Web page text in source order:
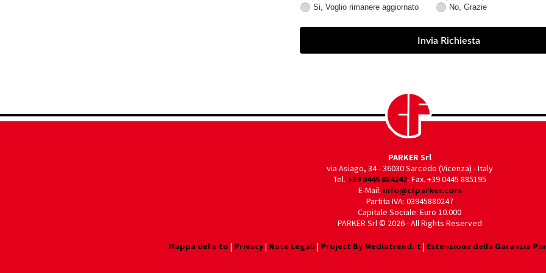
Voglio
Si, Voglio rimanere aggiornato
Grazie
No, Grazie
PARKER Srl
via Asiago, 34-36030 Sarcedo (Vicenza) - Italy
Tel. +39 0445 884242- Fax. +39 0445 885195
E-Mail: info@cfparker.com
Partita IVA: 03945880247
Capitale Sociale: Euro 10.000
PARKER Srl © 2026 - All Rights Reserved
Mappa del sito | Privacy| Note Legali | Project By Mediatrend.it | Estensione della Garanzia